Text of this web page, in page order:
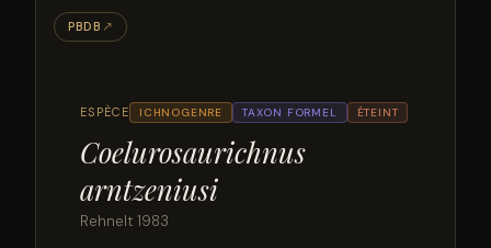
ESPÈCE ICHNOGENRE TAXON FORMEL ÉTEINT
Coelurosaurichnus
arntzeniusi
Rehnelt 1983
PBDB ↗